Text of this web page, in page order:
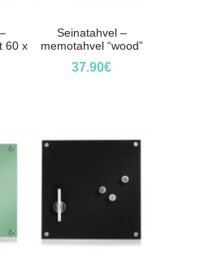
60 x
Seinatahvel –
memotahvel “wood”
37.90€